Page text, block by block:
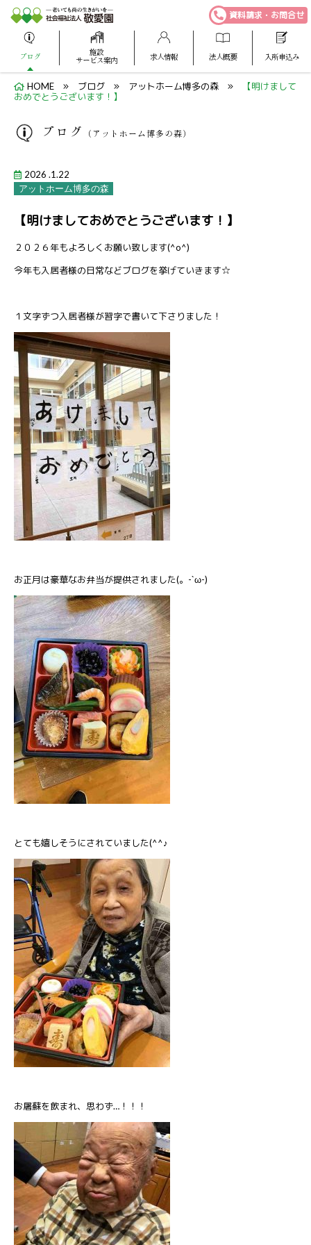
ブログ
施設
サービス案内
求人情報 法人概要 入所申込み
資料請求・お問合せ
HOME ブログ アットホーム博多の森
【明けまして
おめでとうございます！】
ブログ （アットホーム博多の森）
2026 .1.22
アットホーム博多の森
【明けましておめでとうございます！】
２０２６年もよろしくお願い致します(^o^)
今年も入居者様の日常などブログを挙げていきます☆
１文字ずつ入居者様が習字で書いて下さりました！
お正月は豪華なお弁当が提供されました(。-`ω-)
とても嬉しそうにされていました(^^♪
お屠蘇を飲まれ、思わず…！！！